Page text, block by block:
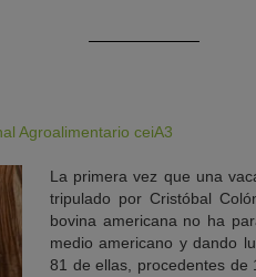
Agroalimentario ceiA3
La primera vez que una
tripulado por Cristóbal
bovina americana no ha
medio americano y dando
81 de ellas, procedentes de